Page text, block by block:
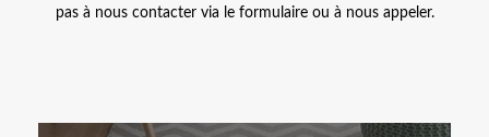
pas à nous contacter via le formulaire ou à nous appeler.